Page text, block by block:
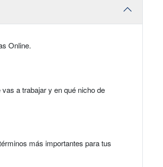
Online.
a trabajar y en qué nicho de
más importantes para tus